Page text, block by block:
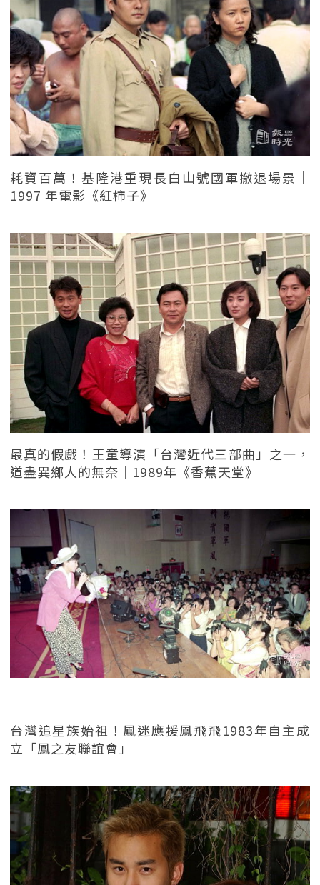
耗資百萬！基隆港重現長白山號國軍撤退場景｜
1997 年電影《紅柿子》
最真的假戲！王童導演「台灣近代三部曲」之一，
道盡異鄉人的無奈｜1989年《香蕉天堂》
台灣追星族始祖！鳳迷應援鳳飛飛1983年自主成
立「鳳之友聯誼會」